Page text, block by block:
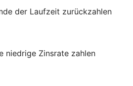
der Laufzeit zurückzahlen
niedrige Zinsrate zahlen